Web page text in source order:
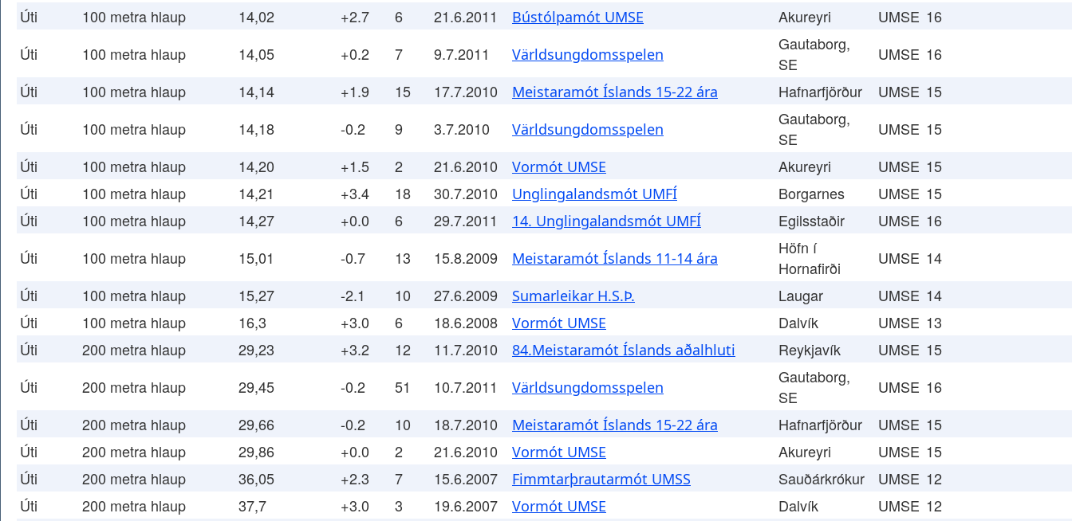
Úti
100 metra hlaup 14,02 +2.7 6 21.6.2011 Bústólpamót UMSE Akureyri UMSE 16
Úti
100 metra hlaup 14,05 +0.2 7 9.7.2011 Världsungdomsspelen
Gautaborg,
SE
UMSE 16
Úti
100 metra hlaup 14,14 +1.9 15 17.7.2010 Meistaramót Íslands 15-22 ára Hafnarfjörður UMSE 15
Úti
100 metra hlaup 14,18 -0.2 9 3.7.2010 Världsungdomsspelen
Gautaborg,
SE
UMSE 15
Úti
100 metra hlaup 14,20 +1.5 2 21.6.2010 Vormót UMSE Akureyri UMSE 15
Úti
100 metra hlaup 14,21 +3.4 18 30.7.2010 Unglingalandsmót UMFÍ Borgarnes UMSE 15
Úti
100 metra hlaup 14,27 +0.0 6 29.7.2011 14. Unglingalandsmót UMFÍ Egilsstaðir UMSE 16
Úti
100 metra hlaup 15,01 -0.7 13 15.8.2009 Meistaramót Íslands 11-14 ára
Höfn í
Hornafirði
UMSE 14
Úti
100 metra hlaup 15,27 -2.1 10 27.6.2009 Sumarleikar H.S.Þ. Laugar UMSE 14
Úti
100 metra hlaup 16,3 +3.0 6 18.6.2008 Vormót UMSE Dalvík UMSE 13
Úti
200 metra hlaup 29,23 +3.2 12 11.7.2010 84.Meistaramót Íslands aðalhluti Reykjavík UMSE 15
Úti
200 metra hlaup 29,45 -0.2 51 10.7.2011 Världsungdomsspelen
Gautaborg,
SE
UMSE 16
Úti
200 metra hlaup 29,66 -0.2 10 18.7.2010 Meistaramót Íslands 15-22 ára Hafnarfjörður UMSE 15
Úti
200 metra hlaup 29,86 +0.0 2 21.6.2010 Vormót UMSE Akureyri UMSE 15
Úti
200 metra hlaup 36,05 +2.3 7 15.6.2007 Fimmtarþrautarmót UMSS Sauðárkrókur UMSE 12
Úti
200 metra hlaup 37,7 +3.0 3 19.6.2007 Vormót UMSE Dalvík UMSE 12